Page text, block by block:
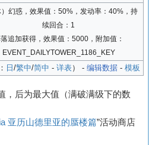
）幻惑，效果值：50%，发动率：40%，持
续回合：1
追加获得，效果值：5000，附加值：
EVENT_DAILYTOWER_1186_KEY
日 /繁中/简中 - 详表） - 编辑数据- 模板
，后为最大值（满破满级下的数
亚历山德里亚的蜃楼篇‎”活动商店